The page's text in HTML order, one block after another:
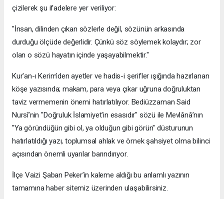
çizilerek şu ifadelere yer veriliyor:
​"İnsan, dilinden çıkan sözlerle değil, sözünün arkasında
durduğu ölçüde değerlidir. Çünkü söz söylemek kolaydır; zor
olan o sözü hayatın içinde yaşayabilmektir."
​Kur'an-ı Kerim'den ayetler ve hadis-i şerifler ışığında hazırlanan
köşe yazısında; makam, para veya çıkar uğruna doğruluktan
taviz vermemenin önemi hatırlatılıyor. Bediüzzaman Said
Nursî’nin "Doğruluk İslamiyet'in esasıdır" sözü ile Mevlânâ’nın
"Ya göründüğün gibi ol, ya olduğun gibi görün" düsturunun
hatırlatıldığı yazı, toplumsal ahlak ve örnek şahsiyet olma bilinci
açısından önemli uyarılar barındırıyor.
​İlçe Vaizi Şaban Peker’in kaleme aldığı bu anlamlı yazının
tamamına haber sitemiz üzerinden ulaşabilirsiniz.